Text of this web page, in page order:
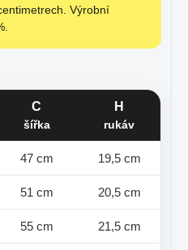
Výrobní
C
šířka
H
rukáv
47 cm 19,5 cm
51 cm 20,5 cm
55 cm 21,5 cm